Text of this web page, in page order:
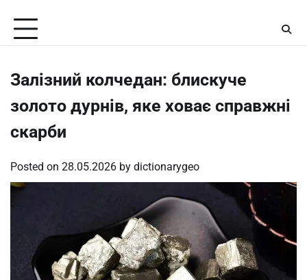
content
Залізний колчедан: блискуче
золото дурнів, яке ховає справжні
скарби
Posted on 28.05.2026 by dictionarygeo